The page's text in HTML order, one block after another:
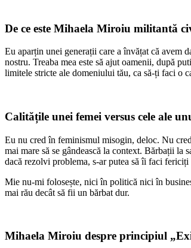
De ce este Mihaela Miroiu militantă
Eu aparțin unei generații care a învățat că avem
nostru. Treaba mea este să ajut oamenii, după
limitele stricte ale domeniului tău, ca să-ți faci o
Calitățile unei femei versus cele ale
Eu nu cred în feminismul misogin, deloc. Nu
mai mare să se gândească la context. Bărbații
dacă rezolvi problema, s-ar putea să îi faci
Mie nu-mi folosește, nici în politică nici în
mai rău decât să fii un bărbat dur.
Mihaela Miroiu despre principiul